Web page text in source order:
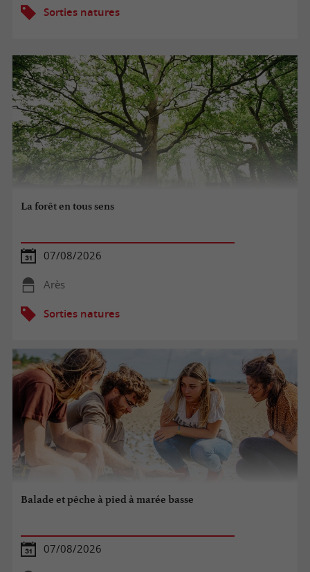
Sorties natures
La forêt en tous sens
07/08/2026
Arès
Sorties natures
Balade et pêche à pied à marée basse
07/08/2026